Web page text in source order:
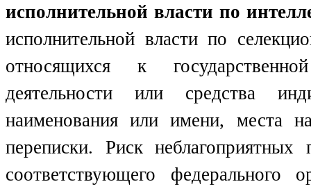
исполнительной власти по
исполнительной власти по
относящихся к
деятельности или средства
наименования или имени, места
переписки. Риск
соответствующего федерального